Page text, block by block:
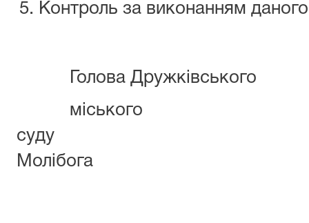
Контроль за виконанням
Голова Дружківського
міського
суду
Молібога